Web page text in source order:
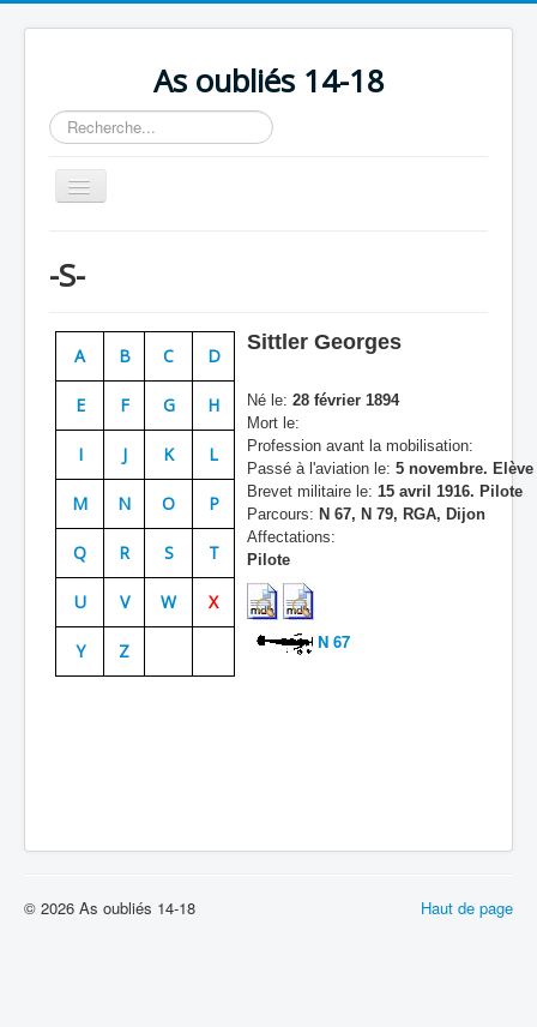
As oubliés 14-18
Rechercher
Basculer
la
Chronologie
Escadrilles
Organisation
Avions
Personnels
Doctrines
Batailles
Les As
Cahiers des As
-S-
A B C D
E F G H
I J K L
M N O P
Q R S T
U V W X
Y Z
Sittler Georges
Né le: 28 février 1894
Mort le:
Profession avant la mobilisation:
Passé à l'aviation le: 5 novembre.
Brevet militaire le: 15 avril 1916. Pilote
Parcours: N 67, N 79, RGA, Dijon
Affectations:
Pilote
N 67
Haut de page
© 2026 As oubliés 14-18